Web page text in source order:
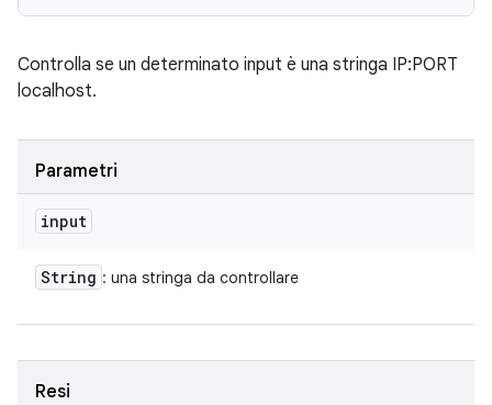
Controlla se un determinato input è una stringa IP:PORT
localhost.
Parametri
input
String : una stringa da controllare
Resi